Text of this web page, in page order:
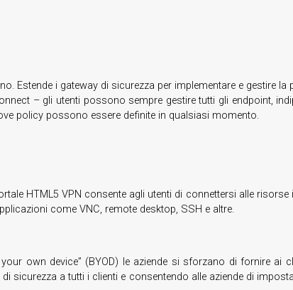
i gateway di sicurezza per implementare e gestire la
– gli utenti possono sempre gestire tutti gli endpoint,
policy possono essere definite in qualsiasi momento.
HTML5 VPN consente agli utenti di connettersi alle risorse
come VNC, remote desktop, SSH e altre.
own device” (BYOD) le aziende si sforzano di fornire ai
a tutti i clienti e consentendo alle aziende di